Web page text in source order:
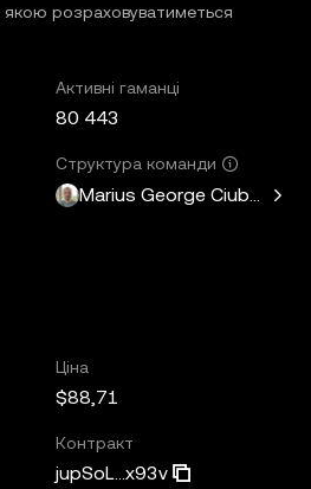
якою розраховуватиметься
Активні гаманці
80 443
Структура команди
Marius George Ciubotariu
Ціна
$88,71
Контракт
jupSoL...x93v